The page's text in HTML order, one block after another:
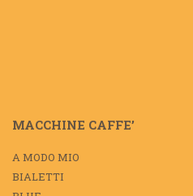
MACCHINE CAFFE’
A MODO MIO
BIALETTI